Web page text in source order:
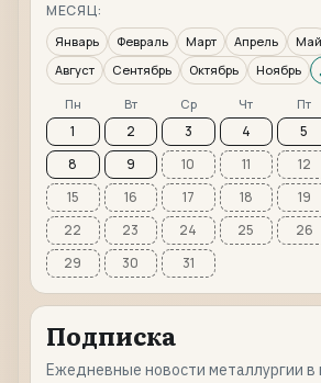
МЕСЯЦ:
Январь Февраль Март Апрель Май
Август
Сентябрь Октябрь Ноябрь
Пн Вт Ср Чт Пт
1 2 3 4 5
8
9 10 11 12
15
16 17 18 19
22
23 24 25 26
29
30 31
Подписка
Ежедневные новости металлургии